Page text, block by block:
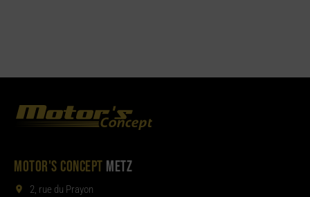
MOTOR'S CONCEPT METZ
2, rue du Prayon